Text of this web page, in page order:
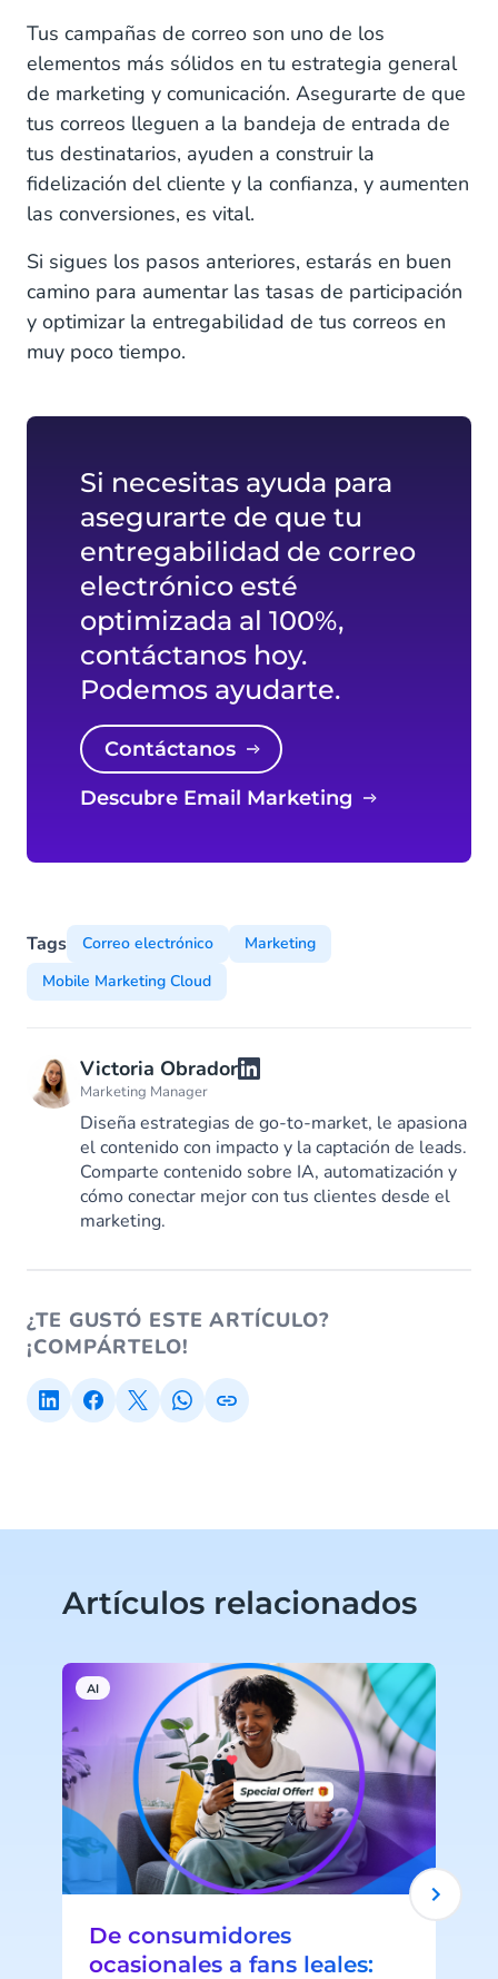
Tus campañas de correo son uno de los
elementos más sólidos en tu estrategia general
de marketing y comunicación. Asegurarte de que
tus correos lleguen a la bandeja de entrada de
tus destinatarios, ayuden a construir la
fidelización del cliente y la confianza, y aumenten
las conversiones, es vital.
Si sigues los pasos anteriores, estarás en buen
camino para aumentar las tasas de participación
y optimizar la entregabilidad de tus correos en
muy poco tiempo.
Si necesitas ayuda para
asegurarte de que tu
entregabilidad de correo
electrónico esté
optimizada al 100%,
contáctanos hoy.
Podemos ayudarte.
Contáctanos
Descubre Email Marketing
Tags Correo electrónico
Marketing
Mobile Marketing Cloud
Victoria Obrador
Marketing Manager
Diseña estrategias de go-to-market, le apasiona
el contenido con impacto y la captación de leads.
Comparte contenido sobre IA, automatización y
cómo conectar mejor con tus clientes desde el
marketing.
¿TE GUSTÓ ESTE ARTÍCULO?
¡COMPÁRTELO!
Artículos relacionados
AI
De consumidores
ocasionales a fans leales: